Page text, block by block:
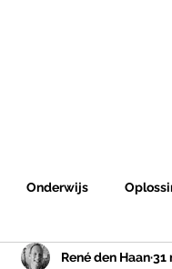
Onderwijs
René den Haan31